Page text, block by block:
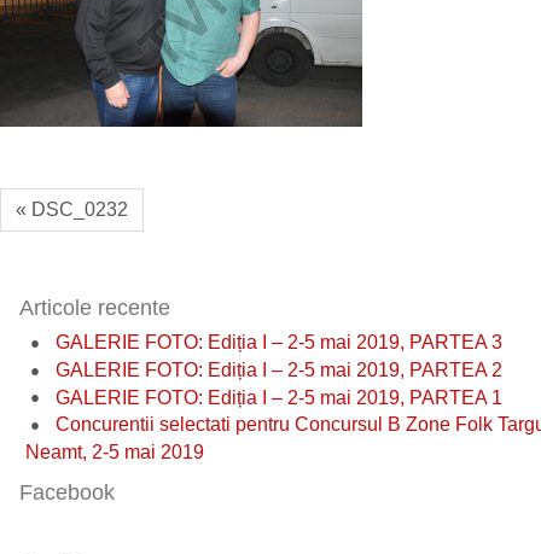
« DSC_0232
Articole recente
GALERIE FOTO: Ediția I – 2-5 mai 2019, PARTEA 3
GALERIE FOTO: Ediția I – 2-5 mai 2019, PARTEA 2
GALERIE FOTO: Ediția I – 2-5 mai 2019, PARTEA 1
Concurentii selectati pentru Concursul B Zone Folk
Neamt, 2-5 mai 2019
Facebook